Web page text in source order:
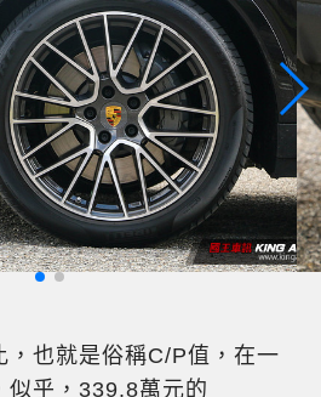
，也就是俗稱C/P值，在一
似乎，339.8萬元的